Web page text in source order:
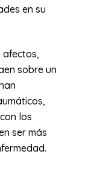
en su
afectos,
sobre un
los
ser más